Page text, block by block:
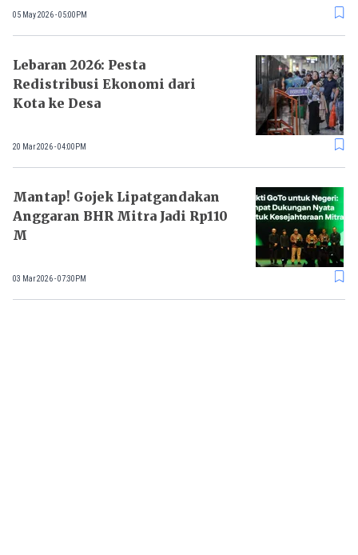
05 May 2026 - 05:00PM
Lebaran 2026: Pesta
Redistribusi Ekonomi dari
Kota ke Desa
20 Mar 2026 - 04:00PM
Mantap! Gojek Lipatgandakan
Anggaran BHR Mitra Jadi Rp110
M
03 Mar 2026 - 07:30PM